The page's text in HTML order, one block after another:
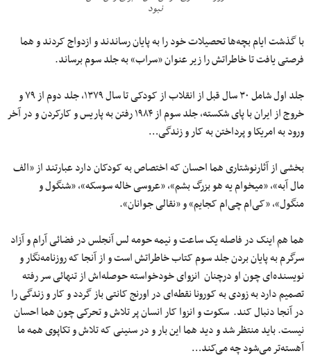
نبود
با گذشت ایام بچه‌ها تحصیلات خود را به پایان رساندند و ازدواج کردند و هما
فرصتی یافت تا خاطراتش را زیر عنوان «سراب» به جلد سوم برساند.
جلد اول شامل ۳۰ سال قبل از انقلاب از کودکی تا سال ۱۳۷۹، جلد دوم از ۷۹ و
خروج از ایران با پای شکسته، جلد سوم از ۱۹۸۴ رفتن به پاریس و کارکردن و در آخر
ورود به امریکا و پرداختن به کار و زندگی…
بخشی از آثارنوشتاری هما احسان که اختصاص به کودکان دارد عبارتند از «الف
مال آبه»، «میخوام یه هو بزرگ بشم»، «عروسی خاله سوسکه»، «شنگول و
منگول»، «کی‌ام چی‌ام کجایم» و «نقالی جوانان».
هما هم اینک در فاصله یک ساعت و نیمه حومه لس آنجلس در فضائی آرام و آزاد
سرگرم به پایان بردن جلد سوم کتاب خاطراتش است و از آنجا که روزنامه‌نگار و
نویسنده‌ای چون او درچنان انزوای خودخواسته حوصله‌اش از تنهائی سر رفته
تصمیم دارد به زودی به کورونا نقطه‌ای در اورنج کانتی باز گردد و کار و زندگی را
در آنجا دنبال کند. سکوت و انزوا کار انسان پر تلاش و تحرکی چون هما احسان
نیست. باید منتظر شد و دید هما این بار و در سنینی که تلاش و تکاپوی همه ما
آهسته‌تر می‌شود چه می‌کند…